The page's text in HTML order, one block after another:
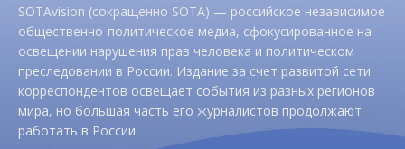
SOTAvision (сокращенно SOTA) — российское независимое
общественно-политическое медиа, сфокусированное на
освещении нарушения прав человека и политическом
преследовании в России. Издание за счет развитой сети
корреспондентов освещает события из разных регионов
мира, но большая часть его журналистов продолжают
работать в России.